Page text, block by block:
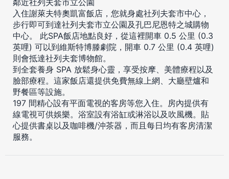
入住謝萊夫特奧凱富飯店，您就身處社列夫套市中心，
步行即可到達社列夫套市立公園及孔巴尼恩特之城購物
中心。 此SPA飯店地點良好，從這裡開車 0.5 公里 (0.3
英哩) 可以到維斯特博滕劇院，開車 0.7 公里 (0.4 英哩)
則會抵達社列夫套博物館。
到全套養身 SPA 放鬆身心靈，享受按摩、美體療程以及
臉部療程。這家飯店還提供免費無線上網、大廳壁爐和
野餐區等設施。
197 間精心設有平面電視的客房等您入住。房內提供有
線電視可供娛樂。浴室設有浴缸或淋浴以及吹風機。貼
心提供書桌以及咖啡機/沖茶器，而且每日均有客房清潔
服務。